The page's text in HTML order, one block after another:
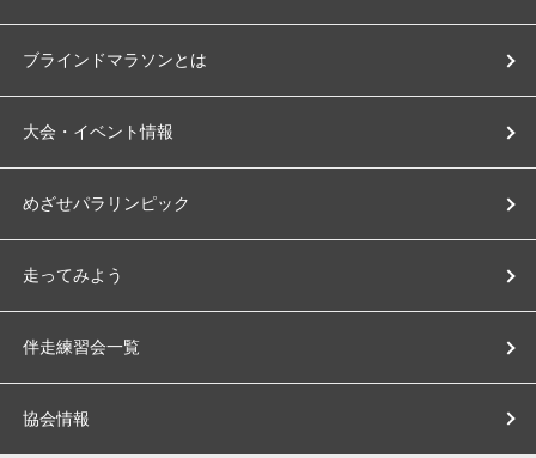
ブラインドマラソンとは
大会・イベント情報
めざせパラリンピック
走ってみよう
伴走練習会一覧
協会情報